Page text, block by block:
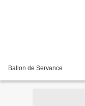
Ballon de Servance